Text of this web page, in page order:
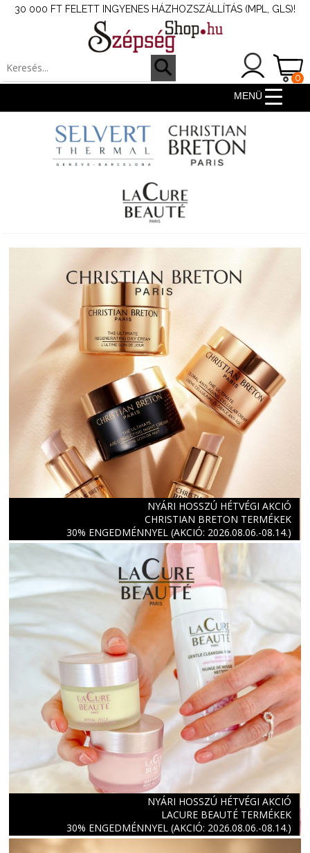
30 000 FT FELETT INGYENES HÁZHOZSZÁLLÍTÁS (MPL, GLS)!
0
MENÜ
NYÁRI HOSSZÚ HÉTVÉGI AKCIÓ
CHRISTIAN BRETON TERMÉKEK
30% ENGEDMÉNNYEL (AKCIÓ: 2026.08.06.-08.14.)
NYÁRI HOSSZÚ HÉTVÉGI AKCIÓ
LACURE BEAUTÉ TERMÉKEK
30% ENGEDMÉNNYEL (AKCIÓ: 2026.08.06.-08.14.)